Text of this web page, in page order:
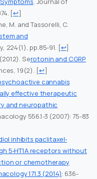
[↩]
M. and Tassorelli, C.
and
224(1), pp.85-91. [↩]
Serotonin and CGRP
19(2). [↩]
cannabis
effective therapeutic
and neuropathic
556.1-3 (2007): 75-83
inhibits paclitaxel‐
5‐HT1A receptors without
or chemotherapy
171.3 (2014): 636-